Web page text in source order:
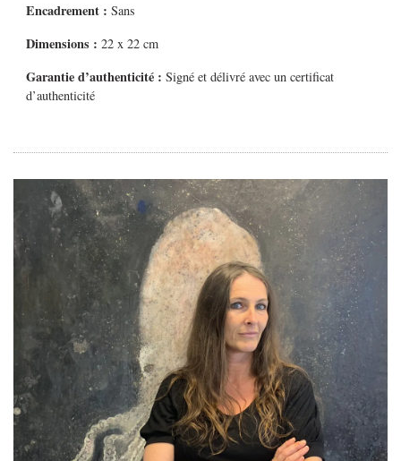
Encadrement : Sans
Dimensions : 22 x 22 cm
Garantie d’authenticité : Signé et délivré avec un certificat
d’authenticité